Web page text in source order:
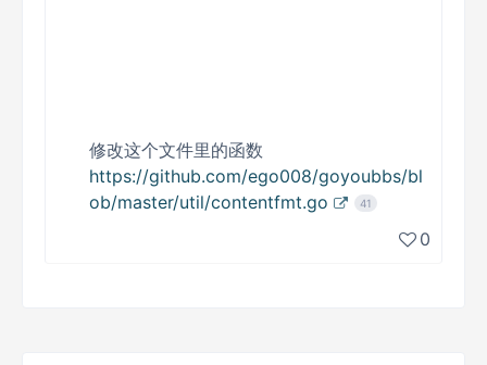
修改这个文件里的函数
https://github.com/ego008/goyoubbs/bl
ob/master/util/contentfmt.go
41
0